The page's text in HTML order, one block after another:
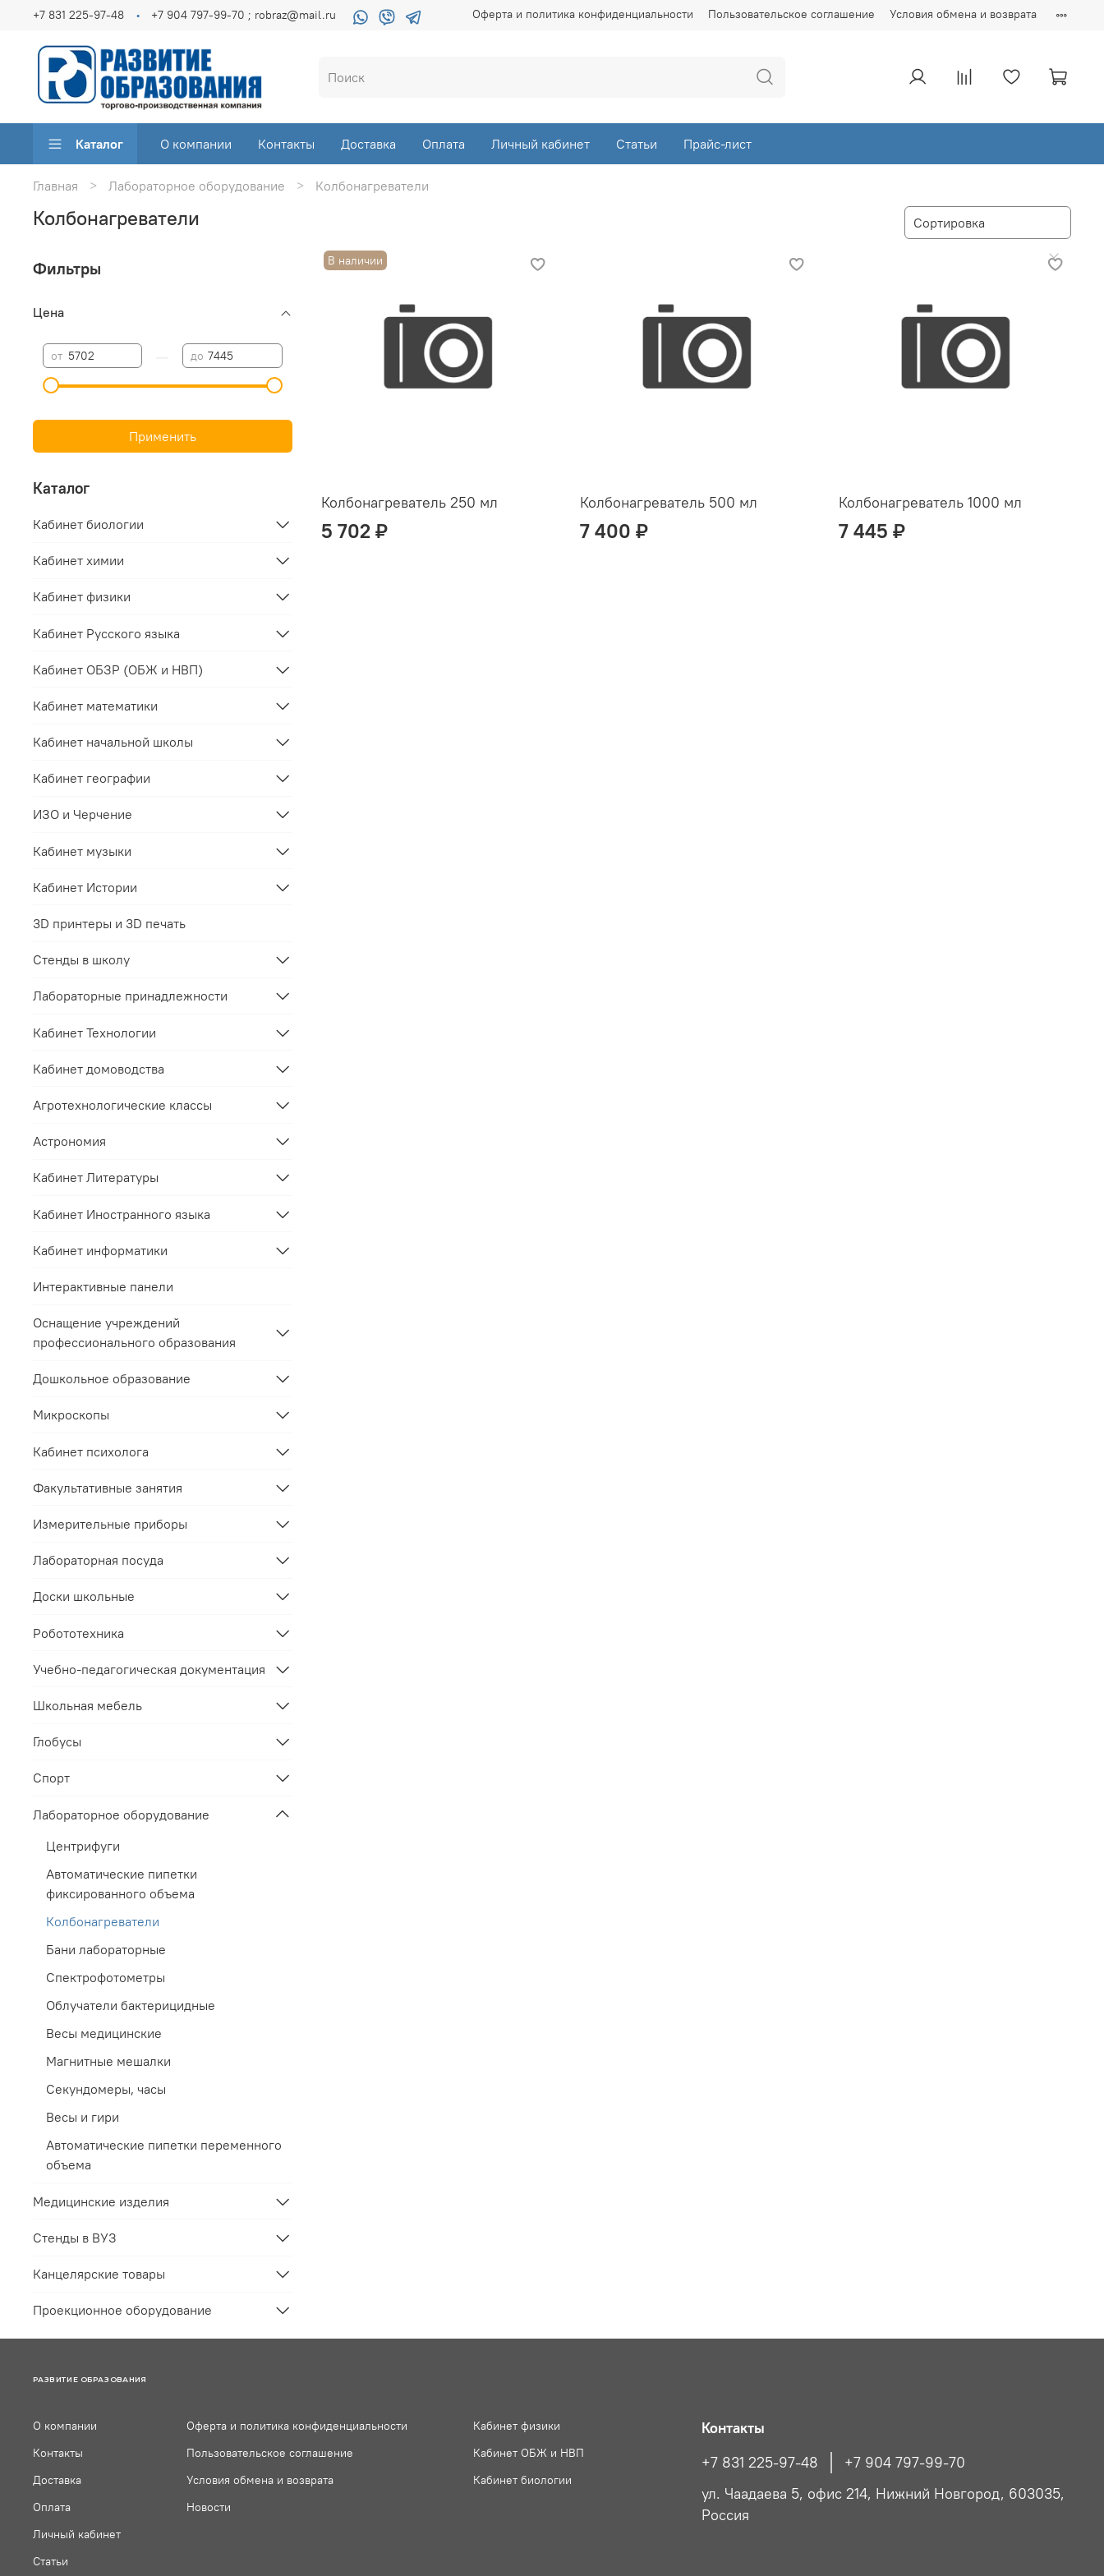
Оферта и политика конфиденциальности Пользовательское соглашение Условия обмена и возврата
+7 831 225-97-48 +7 904 797-99-70 ; robraz@mail.ru
Каталог О компании Контакты Доставка Оплата Личный кабинет Статьи Прайс-лист
Главная Лабораторное оборудование Колбонагреватели
Колбонагреватели
В наличии
Колбонагреватель 250 мл
5 702 ₽
Колбонагреватель 500 мл
7 400 ₽
Колбонагреватель 1000 мл
7 445 ₽
Фильтры
Цена
от до
Применить
Каталог
Кабинет биологии
Кабинет химии
Кабинет физики
Кабинет Русского языка
Кабинет ОБЗР (ОБЖ и НВП)
Кабинет математики
Кабинет начальной школы
Кабинет географии
ИЗО и Черчение
Кабинет музыки
Кабинет Истории
3D принтеры и 3D печать
Стенды в школу
Лабораторные принадлежности
Кабинет Технологии
Кабинет домоводства
Агротехнологические классы
Астрономия
Кабинет Литературы
Кабинет Иностранного языка
Кабинет информатики
Интерактивные панели
Оснащение учреждений
профессионального образования
Дошкольное образование
Микроскопы
Кабинет психолога
Факультативные занятия
Измерительные приборы
Лабораторная посуда
Доски школьные
Робототехника
Учебно-педагогическая документация
Школьная мебель
Глобусы
Спорт
Лабораторное оборудование
Центрифуги
Автоматические пипетки
фиксированного объема
Колбонагреватели
Бани лабораторные
Спектрофотометры
Облучатели бактерицидные
Весы медицинские
Магнитные мешалки
Секундомеры, часы
Весы и гири
Автоматические пипетки переменного
объема
Медицинские изделия
Стенды в ВУЗ
Канцелярские товары
Проекционное оборудование
РАЗВИТИЕ ОБРАЗОВАНИЯ
О компании
Контакты
Доставка
Оплата
Личный кабинет
Статьи
Оферта и политика конфиденциальности
Пользовательское соглашение
Условия обмена и возврата
Новости
Кабинет физики
Кабинет ОБЖ и НВП
Кабинет биологии
Контакты
+7 831 225-97-48
+7 904 797-99-70
ул. Чаадаева 5, офис 214, Нижний Новгород, 603035,
Россия